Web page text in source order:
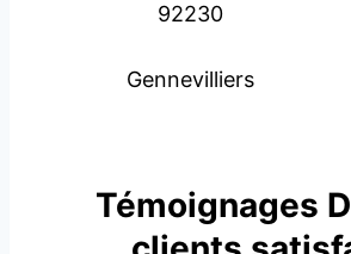
92230
Gennevilliers
Témoignages